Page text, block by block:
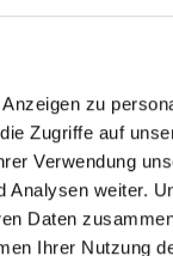
zu
Zugriffe auf
Verwendung
Analysen weiter.
Daten
Ihrer Nutzung